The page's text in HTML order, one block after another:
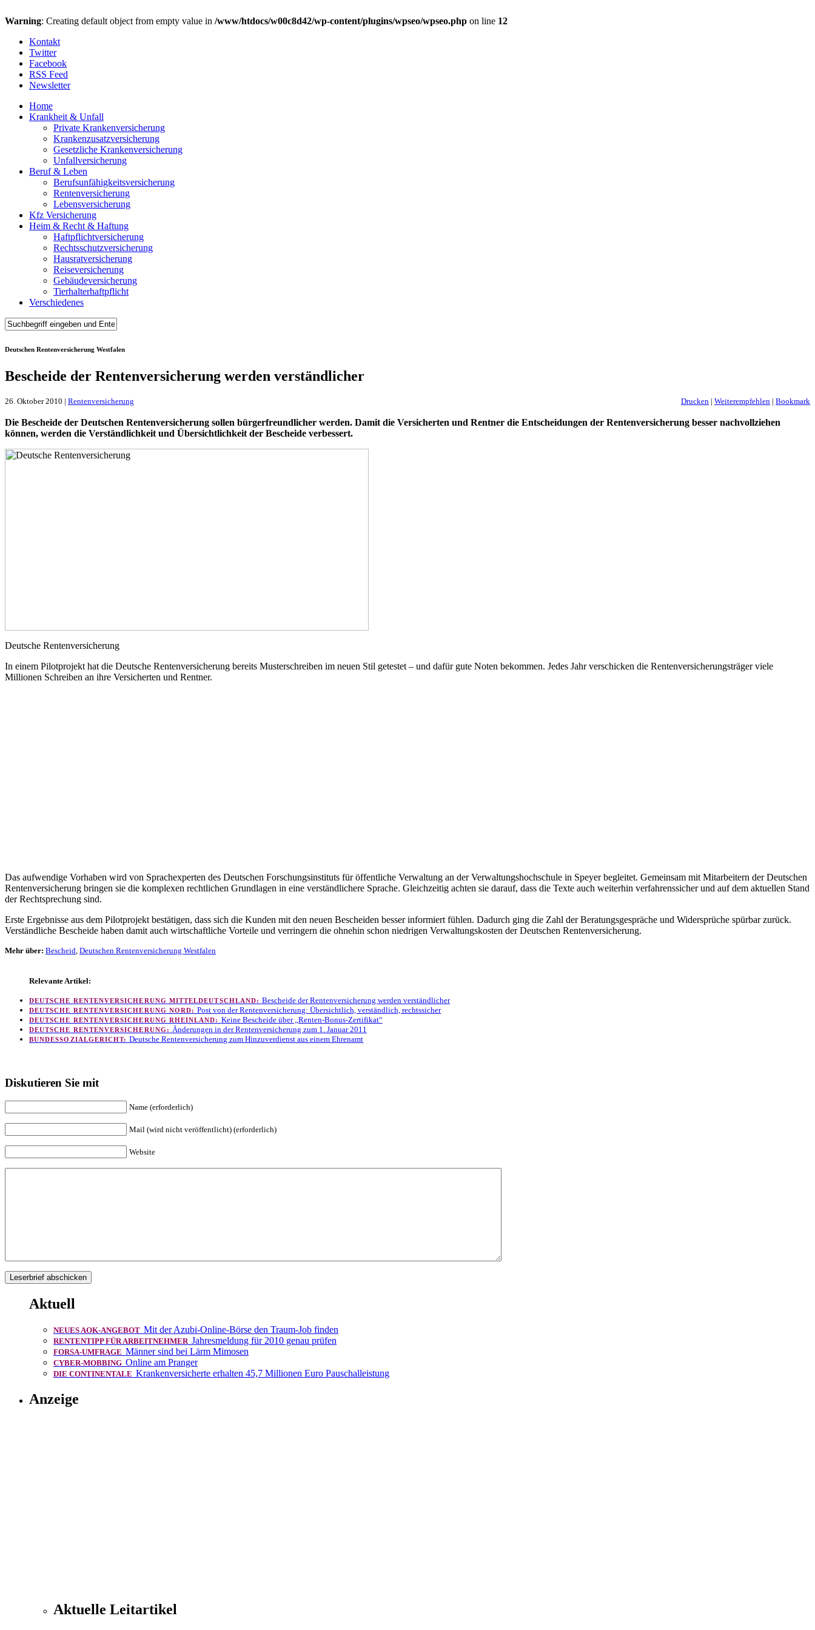
Warning: Creating default object from empty value in /www/htdocs/w00c8d42/wp-content/plugins/wpseo/wpseo.php on line 12
Kontakt
Twitter
Facebook
RSS Feed
Newsletter
Home
Krankheit & Unfall
Private Krankenversicherung
Krankenzusatzversicherung
Gesetzliche Krankenversicherung
Unfallversicherung
Beruf & Leben
Berufsunfähigkeitsversicherung
Rentenversicherung
Lebensversicherung
Kfz Versicherung
Heim & Recht & Haftung
Haftpflichtversicherung
Rechtsschutzversicherung
Hausratversicherung
Reiseversicherung
Gebäudeversicherung
Tierhalterhaftpflicht
Verschiedenes
Deutschen Rentenversicherung Westfalen
Bescheide der Rentenversicherung werden verständlicher
26. Oktober 2010 | Rentenversicherung Drucken | Weiterempfehlen | Bookmark
Die Bescheide der Deutschen Rentenversicherung sollen bürgerfreundlicher werden. Damit die Versicherten und Rentner die Entscheidungen der Rentenversicherung besser nachvollziehen
können, werden die Verständlichkeit und Übersichtlichkeit der Bescheide verbessert.
Deutsche Rentenversicherung
In einem Pilotprojekt hat die Deutsche Rentenversicherung bereits Musterschreiben im neuen Stil getestet – und dafür gute Noten bekommen. Jedes Jahr verschicken die Rentenversicherungsträger viele
Millionen Schreiben an ihre Versicherten und Rentner.
Das aufwendige Vorhaben wird von Sprachexperten des Deutschen Forschungsinstituts für öffentliche Verwaltung an der Verwaltungshochschule in Speyer begleitet. Gemeinsam mit Mitarbeitern der Deutschen
Rentenversicherung bringen sie die komplexen rechtlichen Grundlagen in eine verständlichere Sprache. Gleichzeitig achten sie darauf, dass die Texte auch weiterhin verfahrenssicher und auf dem aktuellen Stand
der Rechtsprechung sind.
Erste Ergebnisse aus dem Pilotprojekt bestätigen, dass sich die Kunden mit den neuen Bescheiden besser informiert fühlen. Dadurch ging die Zahl der Beratungsgespräche und Widersprüche spürbar zurück.
Verständliche Bescheide haben damit auch wirtschaftliche Vorteile und verringern die ohnehin schon niedrigen Verwaltungskosten der Deutschen Rentenversicherung.
Mehr über: Bescheid Deutschen Rentenversicherung Westfalen
Relevante Artikel:
DEUTSCHE RENTENVERSICHERUNG MITTELDEUTSCHLAND: Bescheide der Rentenversicherung werden verständlicher
DEUTSCHE RENTENVERSICHERUNG NORD: Post von der Rentenversicherung: Übersichtlich, verständlich, rechtssicher
DEUTSCHE RENTENVERSICHERUNG RHEINLAND: Keine Bescheide über „Renten-Bonus-Zertifikat“
DEUTSCHE RENTENVERSICHERUNG: Änderungen in der Rentenversicherung zum 1. Januar 2011
BUNDESSOZIALGERICHT: Deutsche Rentenversicherung zum Hinzuverdienst aus einem Ehrenamt
Diskutieren Sie mit
Name (erforderlich)
Mail (wird nicht veröffentlicht) (erforderlich)
Website
Aktuell
NEUES AOK-ANGEBOT Mit der Azubi-Online-Börse den Traum-Job finden
RENTENTIPP FÜR ARBEITNEHMER Jahresmeldung für 2010 genau prüfen
FORSA-UMFRAGE Männer sind bei Lärm Mimosen
CYBER-MOBBING Online am Pranger
DIE CONTINENTALE Krankenversicherte erhalten 45,7 Millionen Euro Pauschalleistung
Anzeige
Aktuelle Leitartikel